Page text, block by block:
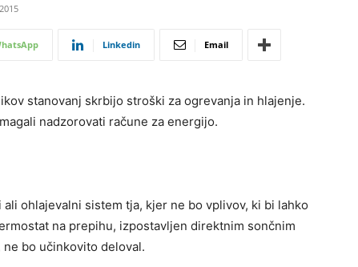
Linkedin Email
stanovanj skrbijo stroški za ogrevanja in hlajenje.
nadzorovati račune za energijo.
ohlajevalni sistem tja, kjer ne bo vplivov, ki bi lahko
na prepihu, izpostavljen direktnim sončnim
bo učinkovito deloval.